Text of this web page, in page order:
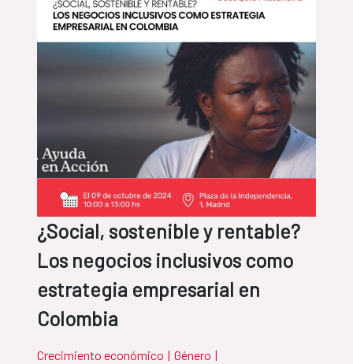
¿Social, sostenible y rentable?
Los negocios inclusivos como
estrategia empresarial en
Colombia
Crecimiento económico | Género |